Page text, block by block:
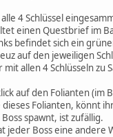
4 Schlüssel
einen Questbrief im
befindet sich ein
auf den jeweiligen
mit allen 4 Schlüsseln zu
auf den Folianten (im
Folianten, könnt
spawnt, ist zufällig.
jeder Boss eine andere